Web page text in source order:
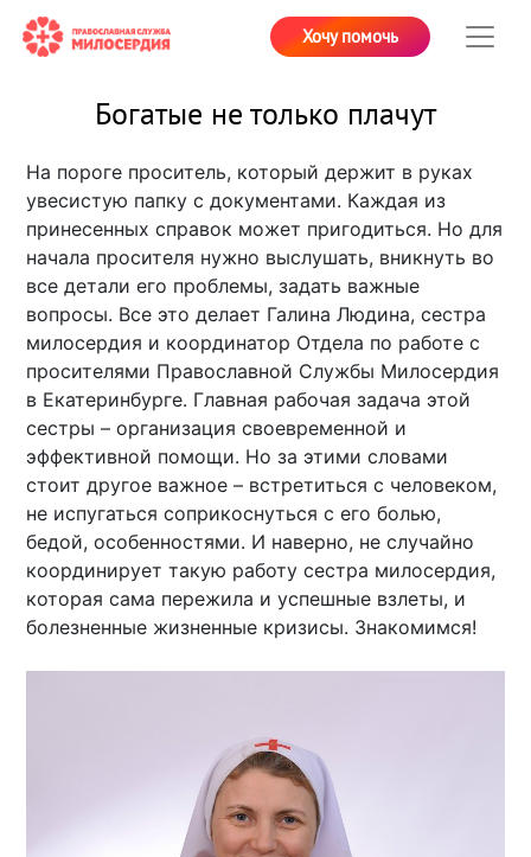
Хочу помочь
Богатые не только плачут
На пороге проситель, который держит в руках
увесистую папку с документами. Каждая из
принесенных справок может пригодиться. Но для
начала просителя нужно выслушать, вникнуть во
все детали его проблемы, задать важные
вопросы. Все это делает Галина Людина, сестра
милосердия и координатор Отдела по работе с
просителями Православной Службы Милосердия
в Екатеринбурге. Главная рабочая задача этой
сестры – организация своевременной и
эффективной помощи. Но за этими словами
стоит другое важное – встретиться с человеком,
не испугаться соприкоснуться с его болью,
бедой, особенностями. И наверно, не случайно
координирует такую работу сестра милосердия,
которая сама пережила и успешные взлеты, и
болезненные жизненные кризисы. Знакомимся!